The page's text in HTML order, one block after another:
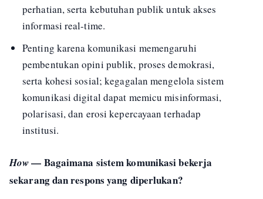
perhatian, serta kebutuhan publik untuk akses
informasi real-time.
Penting karena komunikasi memengaruhi
pembentukan opini publik, proses demokrasi,
serta kohesi sosial; kegagalan mengelola sistem
komunikasi digital dapat memicu misinformasi,
polarisasi, dan erosi kepercayaan terhadap
institusi.
How— Bagaimana sistem komunikasi bekerja
sekarang dan respons yang diperlukan?